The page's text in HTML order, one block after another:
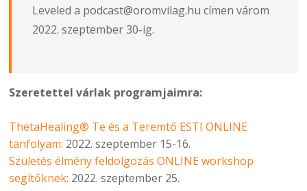
Leveled a podcast@oromvilag.hu címen várom
2022. szeptember 30-ig.
Szeretettel várlak programjaimra:
ThetaHealing® Te és a Teremtő ESTI ONLINE
tanfolyam: 2022. szeptember 15-16.
Születés élmény feldolgozás ONLINE workshop
segítőknek: 2022. szeptember 25.